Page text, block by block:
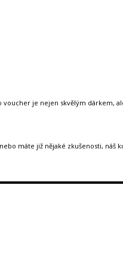
voucher je nejen skvělým dárkem,
máte již nějaké zkušenosti, náš